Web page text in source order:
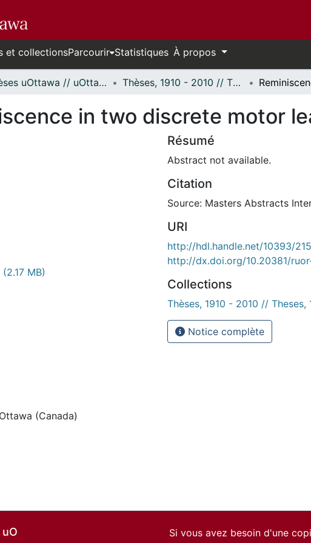
et collectionsParcourir Statistiques À propos
Thèses uOttawa // uOttawa Theses Thèses, 1910 - 2010 // Theses, 1910 - 2010
in two discrete motor
(2.17 MB)
(Canada)
Résumé
Abstract not available.
Citation
Source: Masters Abstracts
URI
http://hdl.handle.net/10393/
http://dx.doi.org/10.20381/
Collections
Thèses, 1910 - 2010 // Theses,
Notice complète
Si vous avez besoin d'une